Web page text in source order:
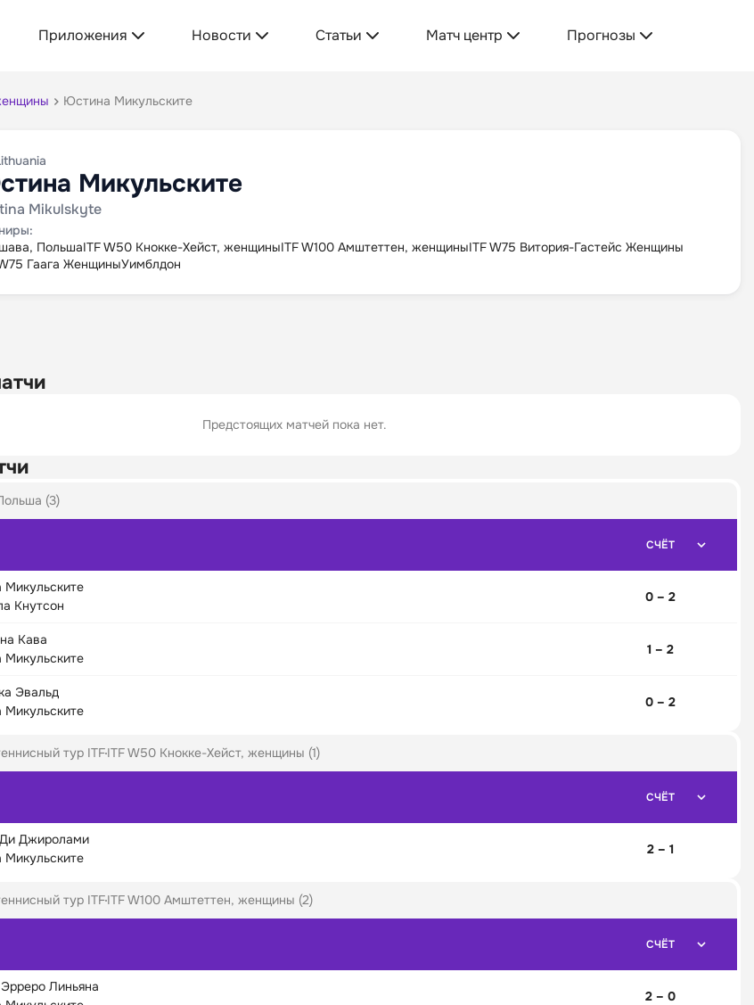
Приложения Новости Статьи Матч центр Прогнозы
Юстина Микульските
Микульските
Mikulskyte
ПольшаITF W50 Кнокке-Хейст, женщиныITF W100 Амштеттен, женщиныITF W75 Витория-Гастейс Женщины
Гаага ЖенщиныУимблдон
Предстоящих матчей пока нет.
(3)
СЧЁТ
Кнутсон
0 – 2
Кава
1 – 2
Эвальд
0 – 2
тур ITFITF W50 Кнокке-Хейст, женщины (1)
СЧЁТ
Джиролами
2 – 1
тур ITFITF W100 Амштеттен, женщины (2)
СЧЁТ
Линьяна
2 – 0